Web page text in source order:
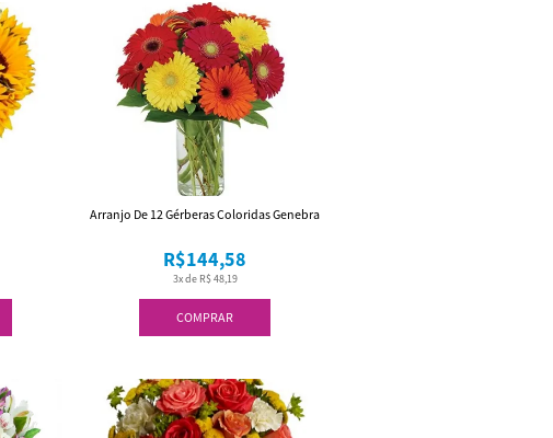
COMPRAR
3x de R$ 48,19
R$144,58
Arranjo De 12 Gérberas Coloridas Genebra